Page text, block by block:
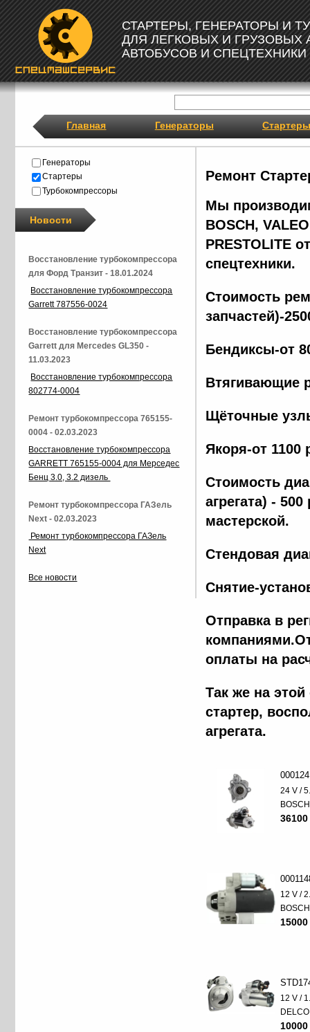
СТАРТЕРЫ, ГЕНЕРАТОРЫ И
ДЛЯ ЛЕГКОВЫХ И ГРУЗОВЫХ
АВТОБУСОВ И СПЕЦТЕХНИКИ
Главная Генераторы Стартеры
Ремонт
Мы
BOSCH,
PRESTOLITE
спецтехники.
Стоимость
запчастей)-
Бендиксы-от
Втягивающие
Щёточные
Якоря-от 1100
Стоимость
агрегата) -
мастерской.
Стендовая
Снятие-
Отправка в
оплаты на
Так же на
стартер,
агрегата.
24 V /
BOSCH
12 V /
BOSCH
12 V /
DELCO
Генераторы
Стартеры
Турбокомпрессоры
Новости
Восстановление турбокомпрессора
для Форд Транзит - 18.01.2024
Восстановление турбокомпрессора
Garrett 787556-0024
Восстановление турбокомпрессора
Garrett для Mercedes GL350 -
11.03.2023
Восстановление турбокомпрессора
802774-0004
Ремонт турбокомпрессора 765155-
0004 - 02.03.2023
Восстановление турбокомпрессора
GARRETT 765155-0004 для Мерседес
Бенц 3.0, 3.2 дизель
Ремонт турбокомпрессора ГАЗель
Next - 02.03.2023
Ремонт турбокомпрессора ГАЗель
Next
Все новости